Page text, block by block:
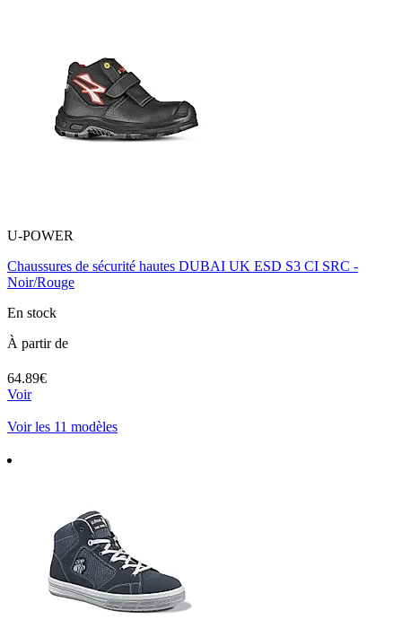
U-POWER
Chaussures de sécurité hautes DUBAI UK ESD S3 CI SRC -
Noir/Rouge
En stock
À partir de
64.89€
Voir
Voir les 11 modèles